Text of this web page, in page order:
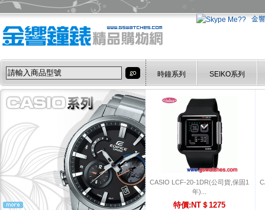
金
時鐘系列 SEIKO系列
CASIO LCF-20-1DR(公司貨,保固1
年)...
特價:NT＄1275